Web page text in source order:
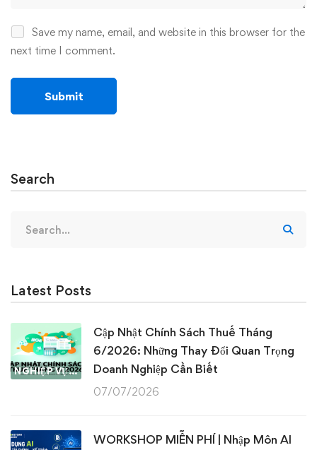
Save my name, email, and website in this browser for the
next time I comment.
Search
for:
Latest Posts
NGHIỆP VỤ KẾ TOÁN & THUẾ
Cập Nhật Chính Sách Thuế Tháng
6/2026: Những Thay Đổi Quan Trọng
Doanh Nghiệp Cần Biết
07/07/2026
WORKSHOP MIỄN PHÍ | Nhập Môn AI